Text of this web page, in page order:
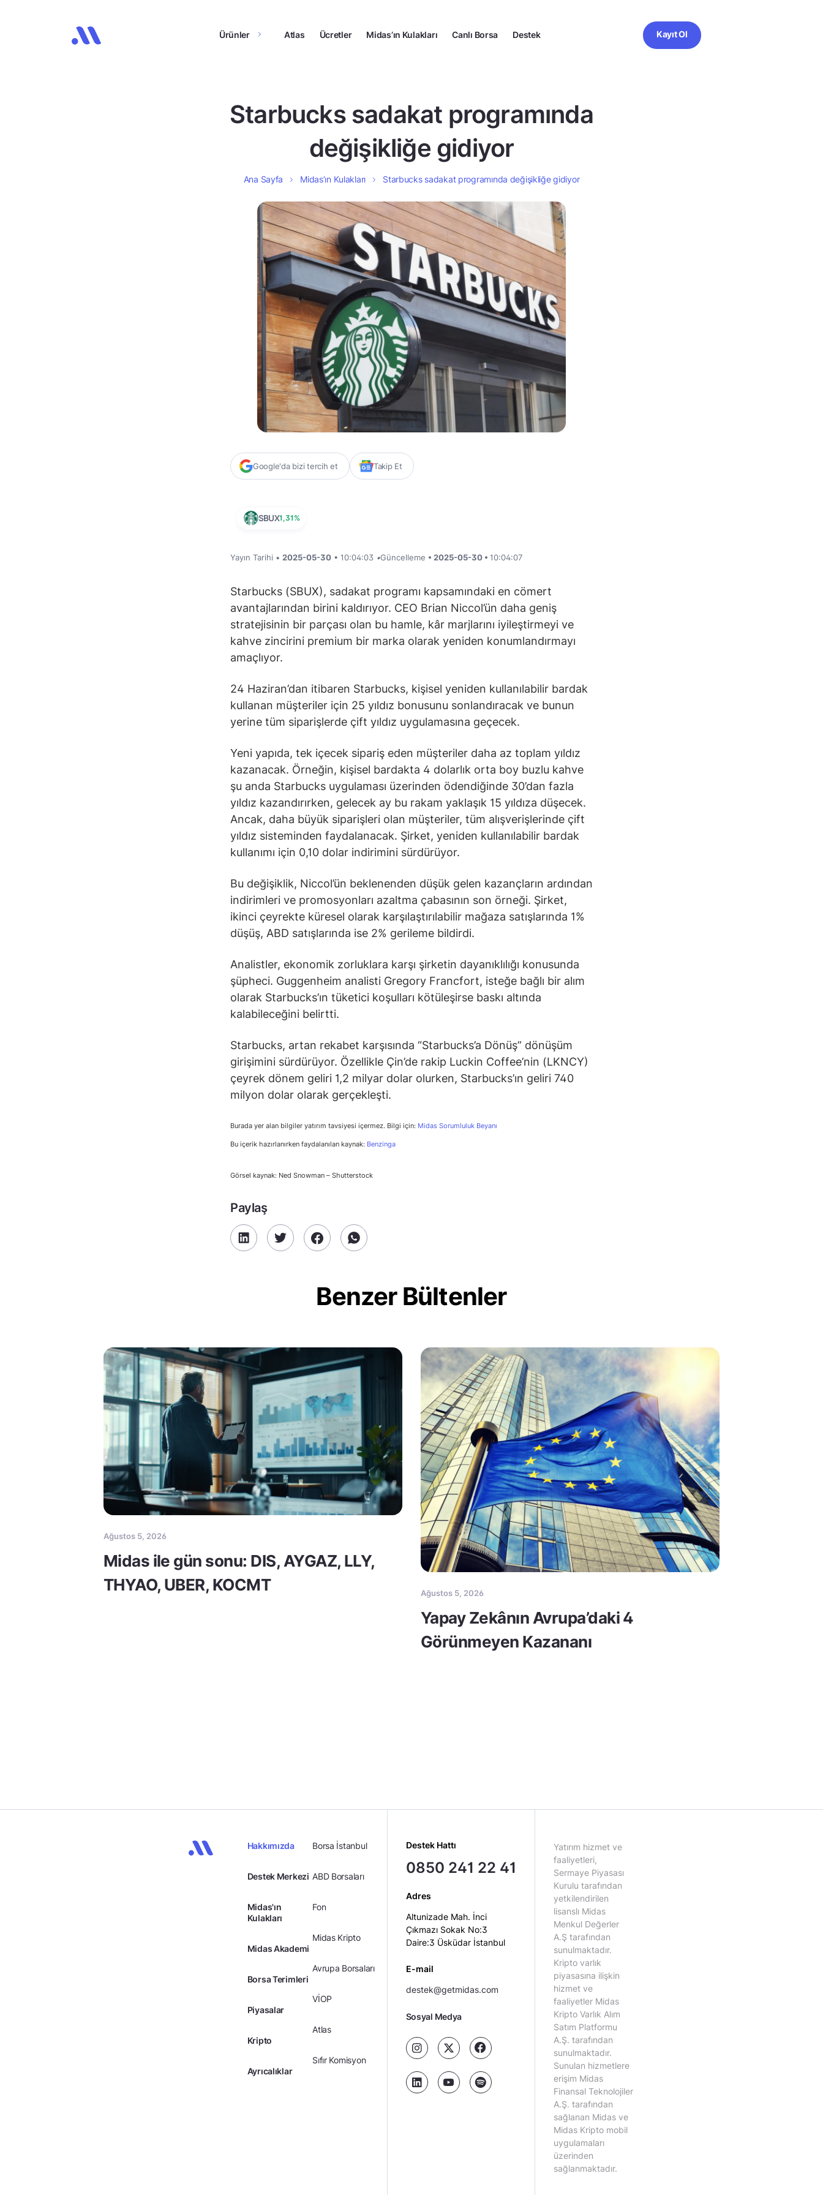
Ürünler Atlas Ücretler Midas’ın Kulakları Canlı Borsa Destek Kayıt Ol
Starbucks sadakat programında
değişikliğe gidiyor
Ana Sayfa Midas’ın Kulakları Starbucks sadakat programında değişikliğe gidiyor
Google'da bizi tercih et Takip Et
SBUX1,31%
Yayın Tarihi • 2025-05-30 • 10:04:03 •Güncelleme • 2025-05-30 • 10:04:07
Starbucks (SBUX), sadakat programı kapsamındaki en cömert
avantajlarından birini kaldırıyor. CEO Brian Niccol’ün daha geniş
stratejisinin bir parçası olan bu hamle, kâr marjlarını iyileştirmeyi ve
kahve zincirini premium bir marka olarak yeniden konumlandırmayı
amaçlıyor.
24 Haziran’dan itibaren Starbucks, kişisel yeniden kullanılabilir bardak
kullanan müşteriler için 25 yıldız bonusunu sonlandıracak ve bunun
yerine tüm siparişlerde çift yıldız uygulamasına geçecek.
Yeni yapıda, tek içecek sipariş eden müşteriler daha az toplam yıldız
kazanacak. Örneğin, kişisel bardakta 4 dolarlık orta boy buzlu kahve
şu anda Starbucks uygulaması üzerinden ödendiğinde 30’dan fazla
yıldız kazandırırken, gelecek ay bu rakam yaklaşık 15 yıldıza düşecek.
Ancak, daha büyük siparişleri olan müşteriler, tüm alışverişlerinde çift
yıldız sisteminden faydalanacak. Şirket, yeniden kullanılabilir bardak
kullanımı için 0,10 dolar indirimini sürdürüyor.
Bu değişiklik, Niccol’ün beklenenden düşük gelen kazançların ardından
indirimleri ve promosyonları azaltma çabasının son örneği. Şirket,
ikinci çeyrekte küresel olarak karşılaştırılabilir mağaza satışlarında 1%
düşüş, ABD satışlarında ise 2% gerileme bildirdi.
Analistler, ekonomik zorluklara karşı şirketin dayanıklılığı konusunda
şüpheci. Guggenheim analisti Gregory Francfort, isteğe bağlı bir alım
olarak Starbucks’ın tüketici koşulları kötüleşirse baskı altında
kalabileceğini belirtti.
Starbucks, artan rekabet karşısında “Starbucks’a Dönüş” dönüşüm
girişimini sürdürüyor. Özellikle Çin’de rakip Luckin Coffee’nin (LKNCY)
çeyrek dönem geliri 1,2 milyar dolar olurken, Starbucks’ın geliri 740
milyon dolar olarak gerçekleşti.
Burada yer alan bilgiler yatırım tavsiyesi içermez. Bilgi için: Midas Sorumluluk Beyanı
Bu içerik hazırlanırken faydalanılan kaynak: Benzinga
Görsel kaynak: Ned Snowman – Shutterstock
Paylaş
Benzer Bültenler
Ağustos 5, 2026
Midas ile gün sonu: DIS, AYGAZ, LLY,
THYAO, UBER, KOCMT
Ağustos 5, 2026
Yapay Zekânın Avrupa’daki 4
Görünmeyen Kazananı
Hakkımızda
Destek Merkezi
Midas'ın
Kulakları
Midas Akademi
Borsa Terimleri
Piyasalar
Kripto
Ayrıcalıklar
Borsa İstanbul
ABD Borsaları
Fon
Midas Kripto
Avrupa Borsaları
VİOP
Atlas
Sıfır Komisyon
Destek Hattı
0850 241 22 41
Adres
Altunizade Mah. İnci
Çıkmazı Sokak No:3
Daire:3 Üsküdar İstanbul
E-mail
destek@getmidas.com
Sosyal Medya
Yatırım hizmet ve
faaliyetleri,
Sermaye Piyasası
Kurulu tarafından
yetkilendirilen
lisanslı Midas
Menkul Değerler
A.Ş tarafından
sunulmaktadır.
Kripto varlık
piyasasına ilişkin
hizmet ve
faaliyetler Midas
Kripto Varlık Alım
Satım Platformu
A.Ş. tarafından
sunulmaktadır.
Sunulan hizmetlere
erişim Midas
Finansal Teknolojiler
A.Ş. tarafından
sağlanan Midas ve
Midas Kripto mobil
uygulamaları
üzerinden
sağlanmaktadır.